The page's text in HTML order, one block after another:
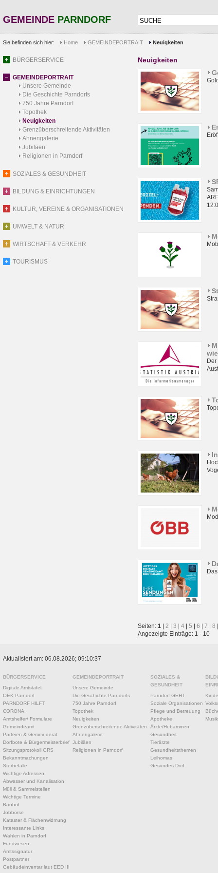
GEMEINDE PARNDORF
Sie befinden sich hier: Home GEMEINDEPORTRAIT Neuigkeiten
BÜRGERSERVICE
GEMEINDEPORTRAIT
Unsere Gemeinde
Die Geschichte Parndorfs
750 Jahre Parndorf
Topothek
Neuigkeiten
Grenzüberschreitende Aktivitäten
Ahnengalerie
Jubiläen
Religionen in Parndorf
SOZIALES & GESUNDHEIT
BILDUNG & EINRICHTUNGEN
KULTUR, VEREINE & ORGANISATIONEN
UMWELT & NATUR
WIRTSCHAFT & VERKEHR
TOURISMUS
Neuigkeiten
Seiten: 1 2 3 4 5 6 7 8
Angezeigte Einträge: 1 - 10
Aktualisiert am: 06.08.2026; 09:10:37
BÜRGERSERVICE
Digitale Amtstafel
ÖEK Parndorf
PARNDORF HILFT
CORONA
Amtshelfer/ Formulare
Gemeindeamt
Parteien & Gemeinderat
Dorfbote & Bürgermeisterbrief
Sitzungsprotokoll GRS
Bekanntmachungen
Sterbefälle
Wichtige Adressen
Abwasser und Kanalisation
Müll & Sammelstellen
Wichtige Termine
Bauhof
Jobbörse
Kataster & Flächenwidmung
Interessante Links
Wahlen in Parndorf
Fundwesen
Amtssignatur
Postpartner
Gebäudeinventar laut EED III
GEMEINDEPORTRAIT
Unsere Gemeinde
Die Geschichte Parndorfs
750 Jahre Parndorf
Topothek
Neuigkeiten
Grenzüberschreitende Aktivitäten
Ahnengalerie
Jubiläen
Religionen in Parndorf
SOZIALES &
GESUNDHEIT
Parndorf GEHT
Soziale Organisationen
Pflege und Betreuung
Apotheke
Ärzte/Hebammen
Gesundheit
Tierärzte
Gesundheitsthemen
Leihomas
Gesundes Dorf